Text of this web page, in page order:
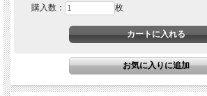
購入数： 枚